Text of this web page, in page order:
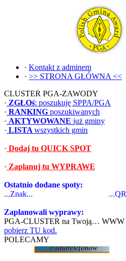
· Kontakt z adminem
· >> STRONA GŁÓWNA <<
CLUSTER PGA-ZAWODY
· ZGŁOś: poszukuję SPPA/PGA
· RANKING poszukiwanych
· AKTYWOWANE już gminy
· LISTA wszystkich gmin
· Dodaj tu QUICK SPOT
· Zaplanuj tu WYPRAWĘ
Ostatnio dodane spoty:
...Znak...
Zaplanowali wyprawy:
PGA-CLUSTER na Twoją… WWW
pobierz TU kod.
POLECAMY